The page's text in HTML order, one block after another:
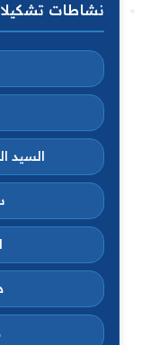
نشاطات
السيد